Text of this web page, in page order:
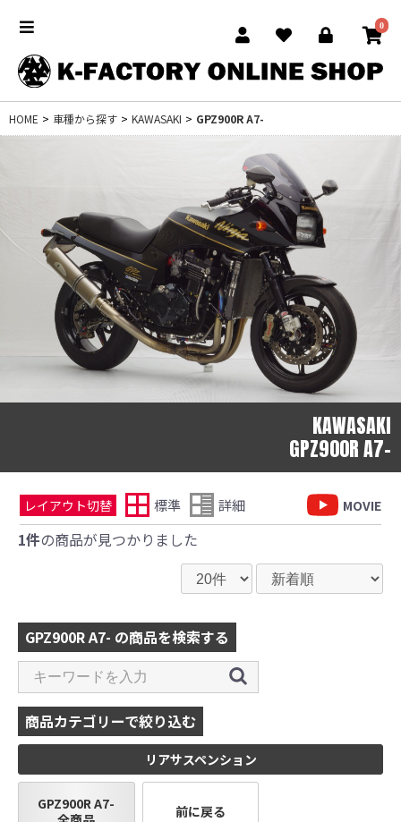
0
HOME > 車種から探す > KAWASAKI > GPZ900R A7-
KAWASAKI
GPZ900R A7-
レイアウト切替 標準 詳細 MOVIE
1件の商品が見つかりました
GPZ900R A7- の商品を検索する
商品カテゴリーで絞り込む
リアサスペンション
GPZ900R A7-
前に戻る